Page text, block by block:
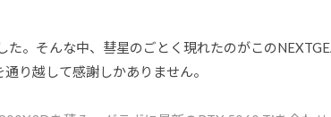
。そんな中、彗星のごとく現れたのがこの
り越して感謝しかありません。